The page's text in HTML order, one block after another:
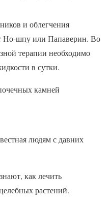
и облегчения
Но-шпу или Папаверин. Во
терапии необходимо
в сутки.
камней
людям с давних
как лечить
растений.